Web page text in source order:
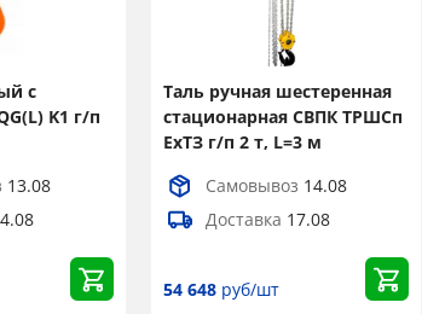
с
K1 г/п
13.08
Таль ручная шестеренная
стационарная СВПК ТРШСп
ЕхТЗ г/п 2 т, L=3 м
Самовывоз 14.08
Доставка 17.08
54 648руб/шт